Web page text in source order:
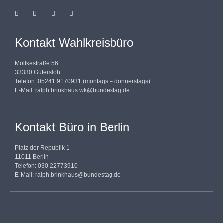
Kontakt Wahlkreisbüro
Moltkestraße 56
33330 Gütersloh
Telefon: 05241 9170931 (montags – donnerstags)
E-Mail: ralph.brinkhaus.wk@bundestag.de
Kontakt Büro in Berlin
Platz der Republik 1
11011 Berlin
Telefon: 030 22773910
E-Mail: ralph.brinkhaus@bundestag.de